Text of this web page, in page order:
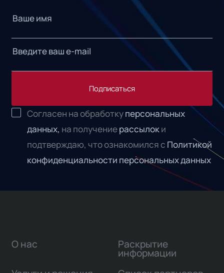
Подписаться
Согласен на обработкуперсональных
данных, на получениерассылоки
подтверждаю, что ознакомился с Политикой
конфиденциальности персональных данных
О нас Раскрытие
информации